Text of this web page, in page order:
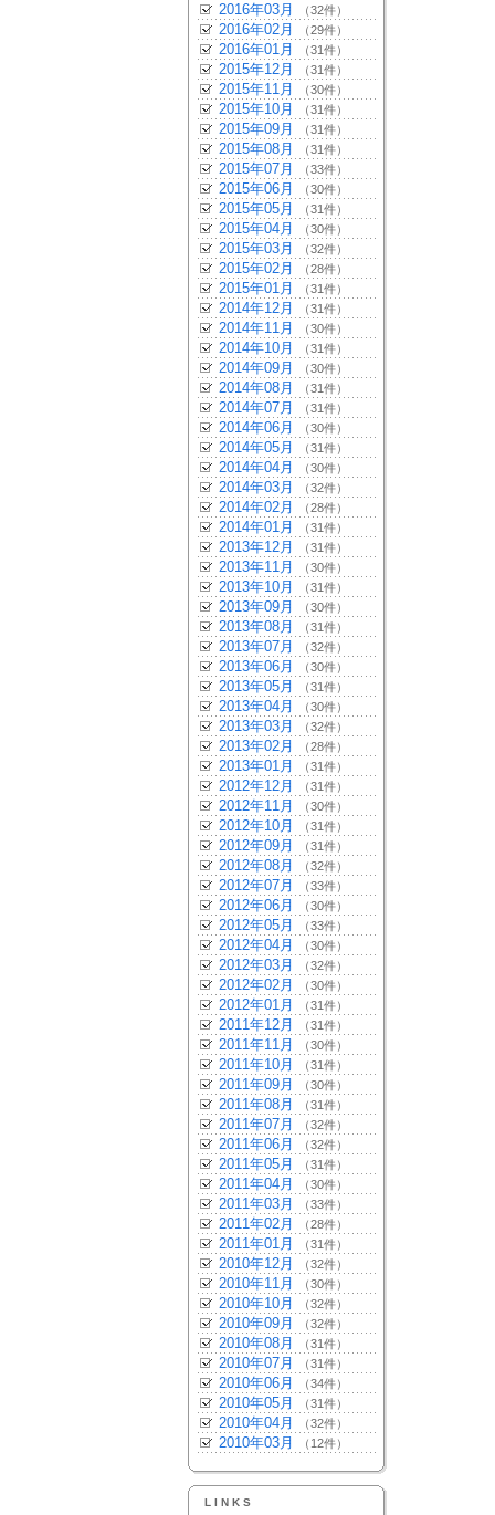
2016年03月 （32件）
2016年02月 （29件）
2016年01月 （31件）
2015年12月 （31件）
2015年11月 （30件）
2015年10月 （31件）
2015年09月 （31件）
2015年08月 （31件）
2015年07月 （33件）
2015年06月 （30件）
2015年05月 （31件）
2015年04月 （30件）
2015年03月 （32件）
2015年02月 （28件）
2015年01月 （31件）
2014年12月 （31件）
2014年11月 （30件）
2014年10月 （31件）
2014年09月 （30件）
2014年08月 （31件）
2014年07月 （31件）
2014年06月 （30件）
2014年05月 （31件）
2014年04月 （30件）
2014年03月 （32件）
2014年02月 （28件）
2014年01月 （31件）
2013年12月 （31件）
2013年11月 （30件）
2013年10月 （31件）
2013年09月 （30件）
2013年08月 （31件）
2013年07月 （32件）
2013年06月 （30件）
2013年05月 （31件）
2013年04月 （30件）
2013年03月 （32件）
2013年02月 （28件）
2013年01月 （31件）
2012年12月 （31件）
2012年11月 （30件）
2012年10月 （31件）
2012年09月 （31件）
2012年08月 （32件）
2012年07月 （33件）
2012年06月 （30件）
2012年05月 （33件）
2012年04月 （30件）
2012年03月 （32件）
2012年02月 （30件）
2012年01月 （31件）
2011年12月 （31件）
2011年11月 （30件）
2011年10月 （31件）
2011年09月 （30件）
2011年08月 （31件）
2011年07月 （32件）
2011年06月 （32件）
2011年05月 （31件）
2011年04月 （30件）
2011年03月 （33件）
2011年02月 （28件）
2011年01月 （31件）
2010年12月 （32件）
2010年11月 （30件）
2010年10月 （32件）
2010年09月 （32件）
2010年08月 （31件）
2010年07月 （31件）
2010年06月 （34件）
2010年05月 （31件）
2010年04月 （32件）
2010年03月 （12件）
LINKS